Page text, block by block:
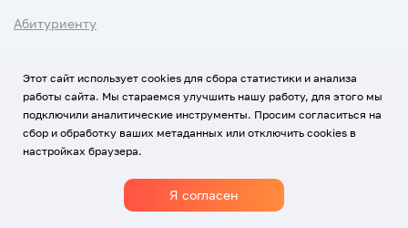
Абитуриенту
Использование Cookies
Политика обработки персональных данных
© Все права защищены
Этот сайт использует cookies для сбора статистики и анализа
работы сайта. Мы стараемся улучшить нашу работу, для этого мы
подключили аналитические инструменты. Просим согласиться на
сбор и обработку ваших метаданных или отключить cookies в
настройках браузера.
Я согласен